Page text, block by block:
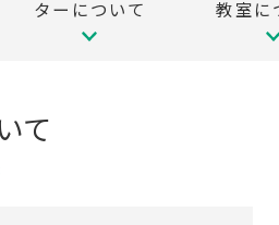
メ
ターについて
教室に
て
ニ